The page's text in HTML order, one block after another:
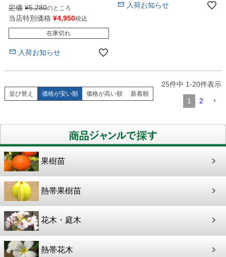
定価 ¥5,280のところ
当店特別価格 ¥4,950税込
在庫切れ
入荷お知らせ
入荷お知らせ
並び替え 価格が安い順 価格が高い順 新着順
25件中 1-20件表示
1 2
果樹苗
熱帯果樹苗
花木・庭木
熱帯花木